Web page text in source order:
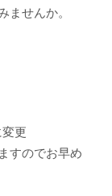
せんか。
更
すのでお早め